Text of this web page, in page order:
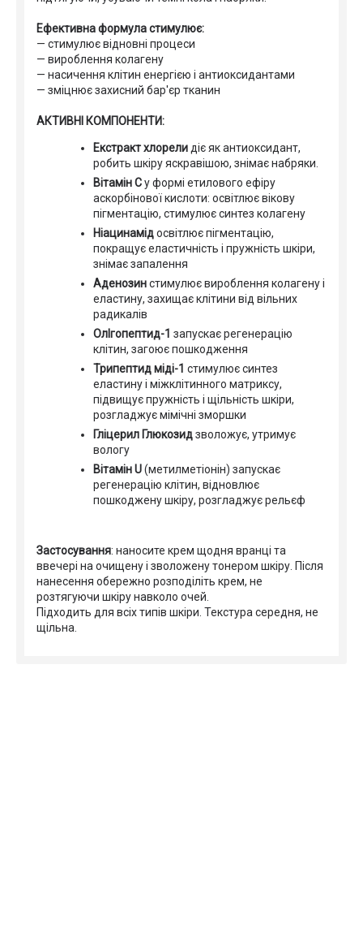
Ефективна формула стимулює:
— стимулює відновні процеси
— вироблення колагену
— насичення клітин енергією і антиоксидантами
— зміцнює захисний бар'єр тканин
АКТИВНІ КОМПОНЕНТИ:
Екстракт хлорели діє як антиоксидант,
робить шкіру яскравішою, знімає набряки.
Вітамін Су формі етилового ефіру
аскорбінової кислоти: освітлює вікову
пігментацію, стимулює синтез колагену
Ніацинамідосвітлює пігментацію,
покращує еластичність і пружність шкіри,
знімає запалення
Аденозинстимулює вироблення колагену і
еластину, захищає клітини від вільних
радикалів
ОлІгопептид-1 запускає регенерацію
клітин, загоює пошкодження
Трипептид міді-1 стимулює синтез
еластину і міжклітинного матриксу,
підвищує пружність і щільність шкіри,
розгладжує мімічні зморшки
Гліцерил Глюкозидзволожує, утримує
вологу
Вітамін U(метилметіонін) запускає
регенерацію клітин, відновлює
пошкоджену шкіру, розгладжує рельєф
Застосування: наносите крем щодня вранці та
ввечері на очищену і зволожену тонером шкіру. Після
нанесення обережно розподіліть крем, не
розтягуючи шкіру навколо очей.
Підходить для всіх типів шкіри. Текстура середня, не
щільна.